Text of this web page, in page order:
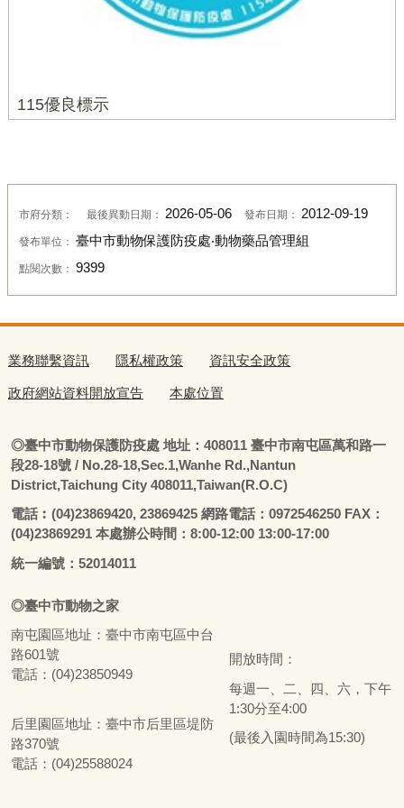
115優良標示
市府分類： 最後異動日期： 2026-05-06 發布日期： 2012-09-19
發布單位： 臺中市動物保護防疫處‧動物藥品管理組
點閱次數： 9399
業務聯繫資訊 隱私權政策 資訊安全政策
政府網站資料開放宣告 本處位置
◎臺中市動物保護防疫處地址：408011 臺中市南屯區萬和路一
段28-18號 / No.28-18,Sec.1,Wanhe Rd.,Nantun
District,Taichung City 408011,Taiwan(R.O.C)
電話︰ (04)23869420, 23869425 網路電話：0972546250 FAX：
(04)23869291 本處辦公時間：8:00-12:00 13:00-17:00
統一編號：52014011
◎臺中市動物之家
南屯園區地址： 臺中市南屯區中台
路601號
電話：(04)23850949
后里園區地址： 臺中市后里區堤防
路370號
電話：(04)25588024
開放時間：
每週一、二、四、六，下午
1:30分至4:00
(最後入園時間為15:30)